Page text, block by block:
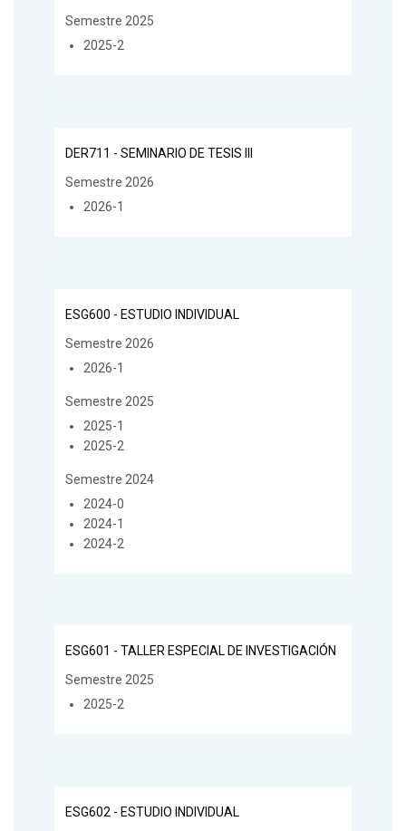
Semestre 2025
2025-2
DER711 - SEMINARIO DE TESIS III
Semestre 2026
2026-1
ESG600 - ESTUDIO INDIVIDUAL
Semestre 2026
2026-1
Semestre 2025
2025-1
2025-2
Semestre 2024
2024-0
2024-1
2024-2
ESG601 - TALLER ESPECIAL DE INVESTIGACIÓN
Semestre 2025
2025-2
ESG602 - ESTUDIO INDIVIDUAL